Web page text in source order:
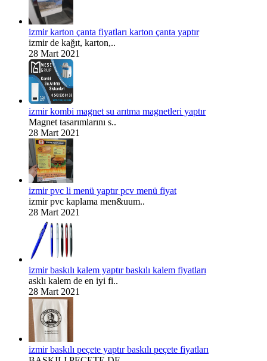
izmir karton çanta fiyatları karton çanta yaptır
izmir de kağıt, karton,..
28 Mart 2021
izmir kombi magnet su arıtma magnetleri yaptır
Magnet tasarımlarını s..
28 Mart 2021
izmir pvc li menü yaptır pcv menü fiyat
izmir pvc kaplama men&uum..
28 Mart 2021
izmir baskılı kalem yaptır baskılı kalem fiyatları
asklı kalem de en iyi fi..
28 Mart 2021
izmir baskılı peçete yaptır baskılı peçete fiyatları